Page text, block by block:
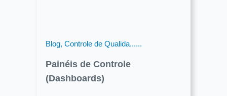
Blog, Controle de Qualida......
Painéis de Controle
(Dashboards)